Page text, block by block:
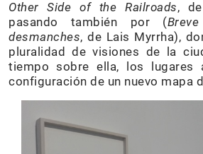
Other Side of the Railroads,
pasando también por (
desmanches, de Lais Myrrha),
pluralidad de visiones de la
tiempo sobre ella, los lugares
configuración de un nuevo mapa